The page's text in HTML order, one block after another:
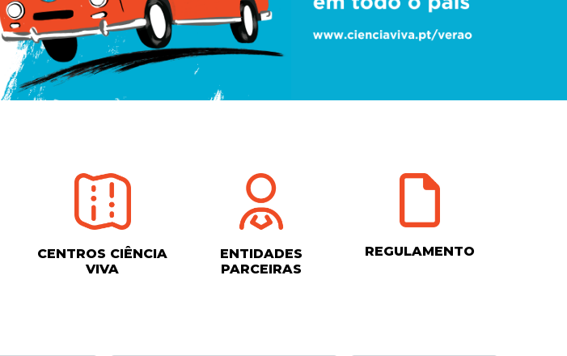
CENTROS CIÊNCIA
VIVA
ENTIDADES
PARCEIRAS
REGULAMENTO